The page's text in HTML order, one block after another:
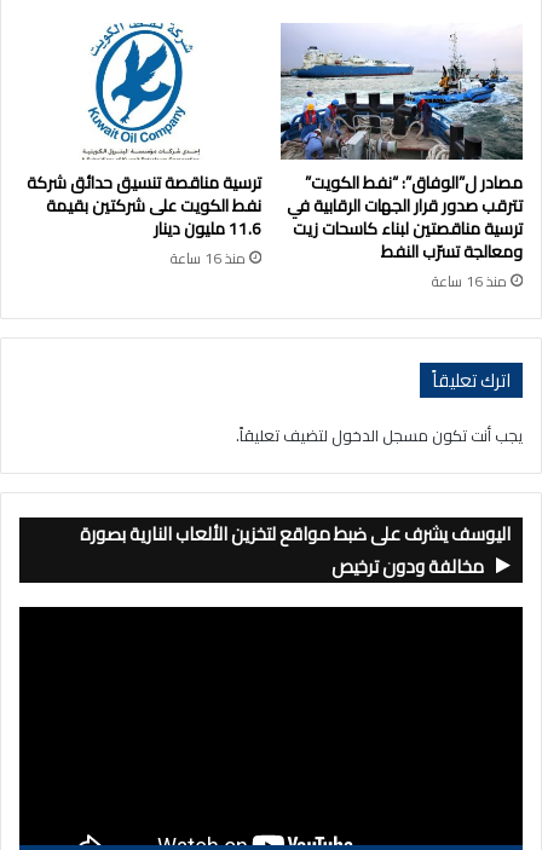
مصادر ل”الوفاق”: “نفط الكويت”
تترقب صدور قرار الجهات الرقابية في
ترسية مناقصتين لبناء كاسحات زيت
ومعالجة تسرّب النفط
منذ 16 ساعة
ترسية مناقصة تنسيق حدائق شركة
نفط الكويت على شركتين بقيمة
11.6 مليون دينار
منذ 16 ساعة
اترك تعليقاً
يجب أنت تكون مسجل الدخول لتضيف تعليقاً.
اليوسف يشرف على ضبط مواقع لتخزين الألعاب النارية بصورة
مخالفة ودون ترخيص